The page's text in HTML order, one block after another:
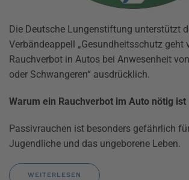
Die Deutsche Lungenstiftung unterstützt
Verbändeappell „Gesundheitsschutz geht
Rauchverbot in Autos bei Anwesenheit
oder Schwangeren“ ausdrücklich.
Warum ein Rauchverbot im Auto nötig ist
Passivrauchen ist besonders gefährlich
Jugendliche und das ungeborene Leben.
WEITERLESEN